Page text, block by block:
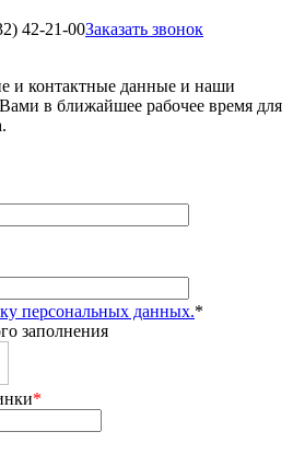
42-21-00Заказать звонок
и контактные данные и наши
в ближайшее рабочее время для
персональных данных.*
заполнения
*